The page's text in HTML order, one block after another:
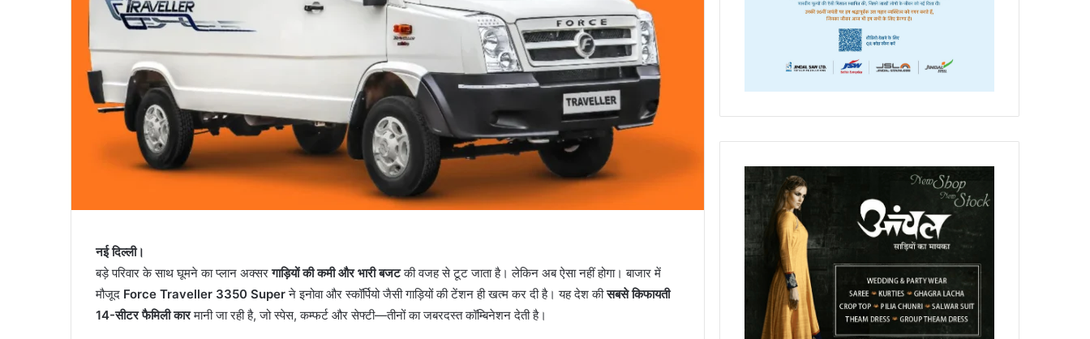
नई दिल्ली।
बड़े परिवार के साथ घूमने का प्लान अक्सरगाड़ियों की कमी और भारी बजटकी वजह से टूट जाता है। लेकिन अब ऐसा नहीं होगा। बाजार में
मौजूद Force Traveller 3350 Superने इनोवा और स्कॉर्पियो जैसी गाड़ियों की टेंशन ही खत्म कर दी है। यह देश कीसबसे किफायती
14-सीटर फैमिली कारमानी जा रही है, जो स्पेस, कम्फर्ट और सेफ्टी—तीनों का जबरदस्त कॉम्बिनेशन देती है।